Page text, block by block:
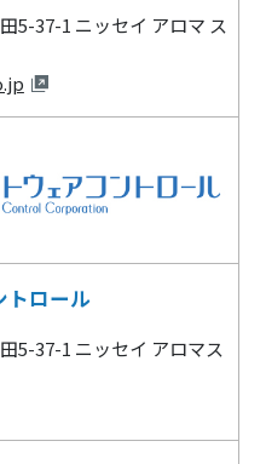
5-37-1 ニッセイ アロマ ス
トロール
5-37-1 ニッセイ アロマス